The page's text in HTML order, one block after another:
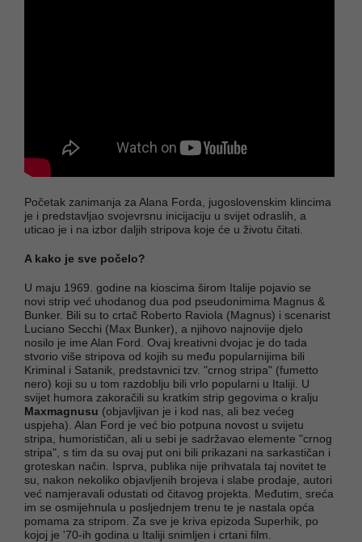
Početak zanimanja za Alana Forda, jugoslovenskim klincima
je i predstavljao svojevrsnu inicijaciju u svijet odraslih, a
uticao je i na izbor daljih stripova koje će u životu čitati.
A kako je sve počelo?
U maju 1969. godine na kioscima širom Italije pojavio se
novi strip već uhodanog dua pod pseudonimima Magnus &
Bunker. Bili su to crtač Roberto Raviola (Magnus) i scenarist
Luciano Secchi (Max Bunker), a njihovo najnovije djelo
nosilo je ime Alan Ford. Ovaj kreativni dvojac je do tada
stvorio više stripova od kojih su među popularnijima bili
Kriminal i Satanik, predstavnici tzv. "crnog stripa" (fumetto
nero) koji su u tom razdoblju bili vrlo popularni u Italiji. U
svijet humora zakoračili su kratkim strip gegovima o kralju
Maxmagnusu (objavljivan je i kod nas, ali bez većeg
uspjeha). Alan Ford je već bio potpuna novost u svijetu
stripa, humorističan, ali u sebi je sadržavao elemente "crnog
stripa", s tim da su ovaj put oni bili prikazani na sarkastičan i
groteskan način. Isprva, publika nije prihvatala taj novitet te
su, nakon nekoliko objavljenih brojeva i slabe prodaje, autori
već namjeravali odustati od čitavog projekta. Međutim, sreća
im se osmijehnula u posljednjem trenu te je nastala opća
pomama za stripom. Za sve je kriva epizoda Superhik, po
kojoj je '70-ih godina u Italiji snimljen i crtani film.